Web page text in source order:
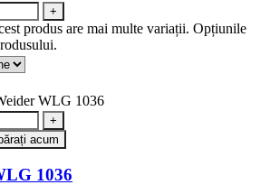
produs are mai multe variații. Opțiunile
WLG 1036
acum
1036